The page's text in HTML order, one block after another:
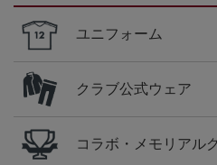
ユニフォーム
クラブ公式ウェア
コラボ・メモリアル